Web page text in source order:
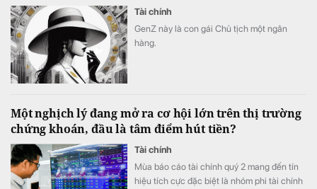
Tài chính
GenZ này là con gái Chủ tịch một ngân
hàng.
Một nghịch lý đang mở ra cơ hội lớn trên thị trường
chứng khoán, đầu là tâm điểm hút tiền?
Tài chính
Mùa báo cáo tài chính quý 2 mang đến tín
hiệu tích cực đặc biệt là nhóm phi tài chính